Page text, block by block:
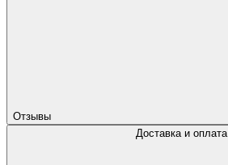
Отзывы
Доставка и оплата